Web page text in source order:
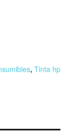
, Tinta hp